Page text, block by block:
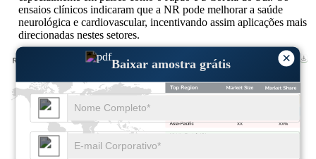
×
Baixar amostra grátis
ensaios clínicos indicaram que a NR pode melhorar a saúde
neurológica e cardiovascular, incentivando assim aplicações mais
direcionadas nestes setores.
XX%
XX